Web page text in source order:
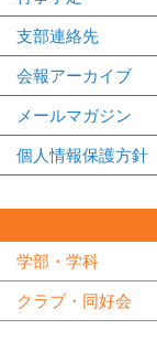
支部連絡先
会報アーカイブ
メールマガジン
個人情報保護方針
学部・学科
クラブ・同好会